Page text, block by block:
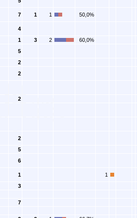
7 1 1 50,0%
4
1 3 2
60,0%
5
2
2
2
2
5
6
1
1
3
7